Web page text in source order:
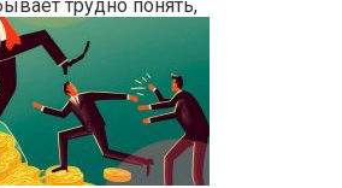
трудно понять,